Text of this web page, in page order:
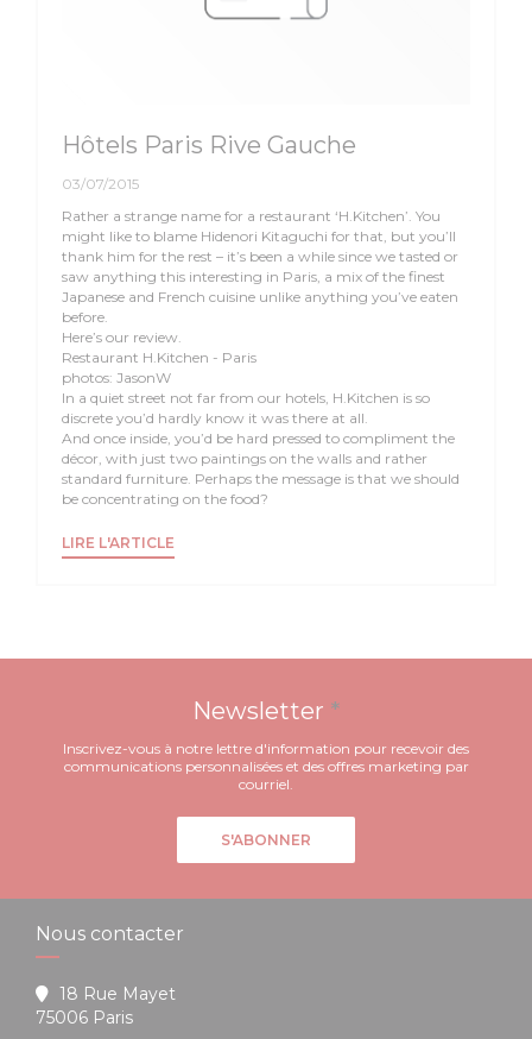
Hôtels Paris Rive Gauche
03/07/2015
Rather a strange name for a restaurant ‘H.Kitchen’. You
might like to blame Hidenori Kitaguchi for that, but you’ll
thank him for the rest – it’s been a while since we tasted or
saw anything this interesting in Paris, a mix of the finest
Japanese and French cuisine unlike anything you’ve eaten
before.
Here’s our review.
Restaurant H.Kitchen - Paris
photos: JasonW
In a quiet street not far from our hotels, H.Kitchen is so
discrete you’d hardly know it was there at all.
And once inside, you’d be hard pressed to compliment the
décor, with just two paintings on the walls and rather
standard furniture. Perhaps the message is that we should
be concentrating on the food?
LIRE L'ARTICLE
Newsletter *
Inscrivez-vous à notre lettre d'information pour recevoir des
communications personnalisées et des offres marketing par
courriel.
S'ABONNER
Nous contacter
18 Rue Mayet
75006 Paris((ouvre une nouvelle fenêtre))